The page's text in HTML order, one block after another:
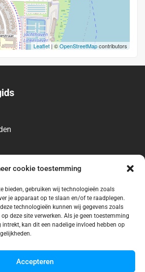
cookie toestemming
bieden, gebruiken wij technologieën zoals
je apparaat op te slaan en/of te raadplegen.
technologieën kunnen wij gegevens zoals
deze site verwerken. Als je geen toestemming
kan dit een nadelige invloed hebben op
Accepteren
Leaflet | ©OpenStreetMapcontributors